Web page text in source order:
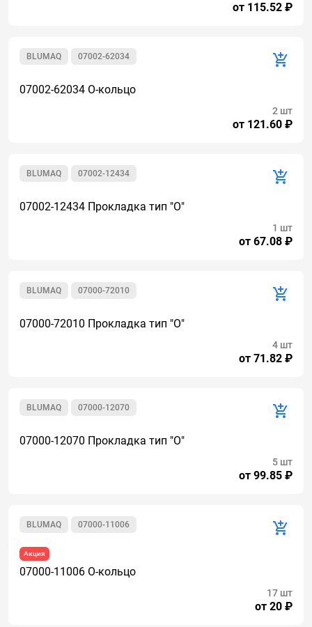
от 115.52 ₽
07002-62034
BLUMAQ
07002-62034 О-кольцо
от 121.60 ₽
2 шт
07002-12434
BLUMAQ
07002-12434 Прокладка тип "О"
от 67.08 ₽
1 шт
07000-72010
BLUMAQ
07000-72010 Прокладка тип "О"
от 71.82 ₽
4 шт
07000-12070
BLUMAQ
07000-12070 Прокладка тип "О"
от 99.85 ₽
5 шт
07000-11006
BLUMAQ
Акция
07000-11006 О-кольцо
от 20 ₽
17 шт